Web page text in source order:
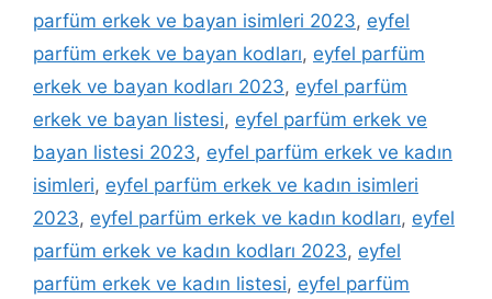
parfüm erkek ve bayan isimleri 2023, eyfel
parfüm erkek ve bayan kodları, eyfel parfüm
erkek ve bayan kodları 2023, eyfel parfüm
erkek ve bayan listesi, eyfel parfüm erkek ve
bayan listesi 2023, eyfel parfüm erkek ve kadın
isimleri, eyfel parfüm erkek ve kadın isimleri
2023, eyfel parfüm erkek ve kadın kodları, eyfel
parfüm erkek ve kadın kodları 2023, eyfel
parfüm erkek ve kadın listesi, eyfel parfüm